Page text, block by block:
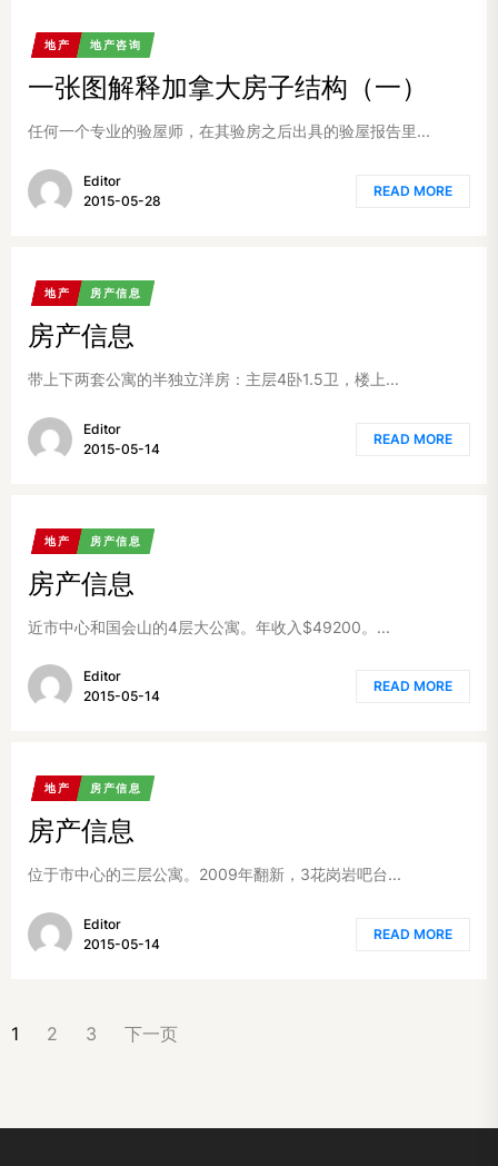
地产 地产咨询
一张图解释加拿大房子结构（一）
任何一个专业的验屋师，在其验房之后出具的验屋报告里...
Editor
2015-05-28
READ MORE
地产 房产信息
房产信息
带上下两套公寓的半独立洋房：主层4卧1.5卫，楼上...
Editor
2015-05-14
READ MORE
地产 房产信息
房产信息
近市中心和国会山的4层大公寓。年收入$49200。...
Editor
2015-05-14
READ MORE
地产 房产信息
房产信息
位于市中心的三层公寓。2009年翻新，3花岗岩吧台...
Editor
2015-05-14
READ MORE
文
页
1 2 3 下一页